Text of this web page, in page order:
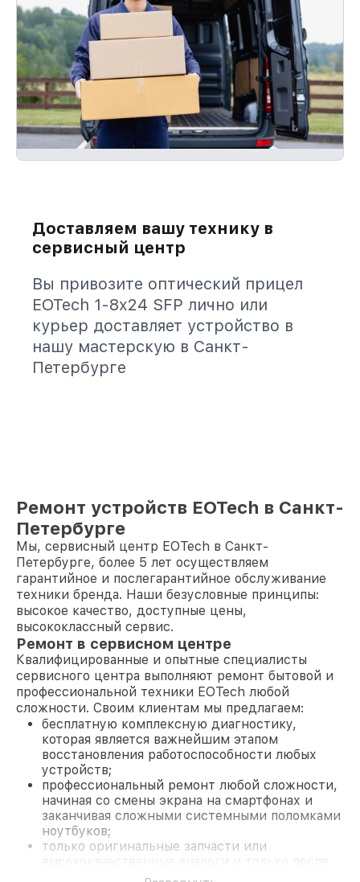
Доставляем вашу технику в
сервисный центр
Вы привозите оптический прицел
EOTech 1-8x24 SFP лично или
курьер доставляет устройство в
нашу мастерскую в Санкт-
Петербурге
Ремонт устройств EOTech в Санкт-
Петербурге
Мы, сервисный центр EOTech в Санкт-
Петербурге, более 5 лет осуществляем
гарантийное и послегарантийное обслуживание
техники бренда. Наши безусловные принципы:
высокое качество, доступные цены,
высококлассный сервис.
Ремонт в сервисном центре
Квалифицированные и опытные специалисты
сервисного центра выполняют ремонт бытовой и
профессиональной техники EOTech любой
сложности. Своим клиентам мы предлагаем:
бесплатную комплексную диагностику,
которая является важнейшим этапом
восстановления работоспособности любых
устройств;
профессиональный ремонт любой сложности,
начиная со смены экрана на смартфонах и
заканчивая сложными системными поломками
ноутбуков;
только оригинальные запчасти или
согласования с клиентом.